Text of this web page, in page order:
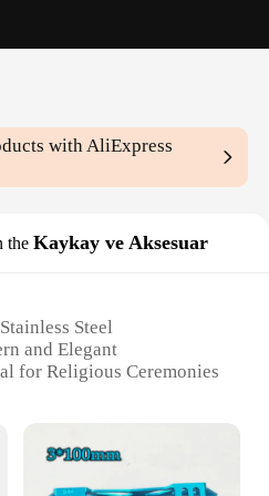
with AliExpress
the Kaykay ve Aksesuar
Steel
and Elegant
for Religious Ceremonies
Durable and Heat-
a Paten and